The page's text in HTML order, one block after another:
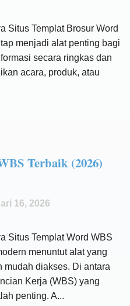
Situs Templat Brosur Word
menjadi alat penting bagi
secara ringkas dan
acara, produk, atau
Terbaik (2026)
16, 2026
Situs Templat Word WBS
menuntut alat yang
mudah diakses. Di antara
Kerja (WBS) yang
penting. A...